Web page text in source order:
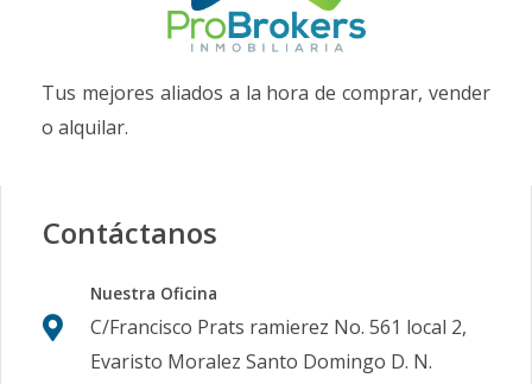
Tus mejores aliados a la hora de comprar, vender
o alquilar.
Contáctanos
Nuestra Oficina
C/Francisco Prats ramierez No. 561 local 2,
Evaristo Moralez Santo Domingo D. N.